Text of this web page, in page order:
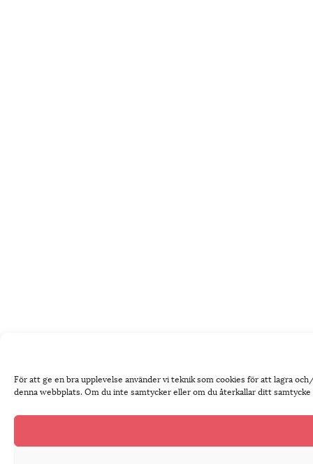
För att ge en bra upplevelse använder vi teknik som cookies för att lagra
denna webbplats. Om du inte samtycker eller om du återkallar ditt